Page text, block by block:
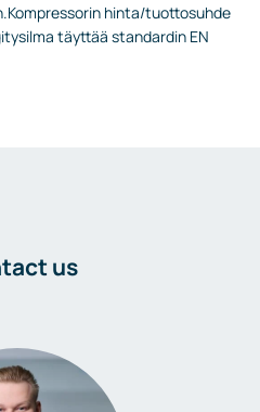
hinta/tuottosuhde
täyttää standardin EN
us